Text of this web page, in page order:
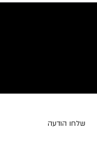
שלחו הודעה